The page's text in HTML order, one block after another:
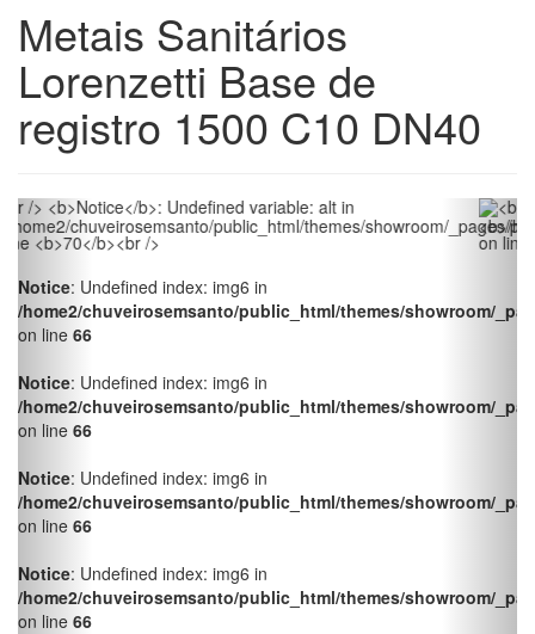
Metais Sanitários
Lorenzetti Base de
registro 1500 C10 DN40
Notice: Undefined index: img6 in
/home2/chuveirosemsanto/public_html/themes/showroom/
on line 66
Notice: Undefined index: img6 in
/home2/chuveirosemsanto/public_html/themes/showroom/
on line 66
Notice: Undefined index: img6 in
/home2/chuveirosemsanto/public_html/themes/showroom/
on line 66
Notice: Undefined index: img6 in
/home2/chuveirosemsanto/public_html/themes/showroom/
on line 66